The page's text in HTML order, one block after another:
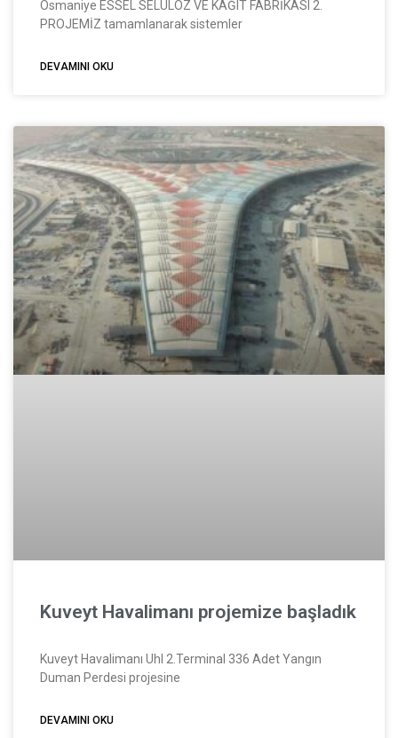
Osmaniye ESSEL SELÜLOZ VE KAĞIT FABRİKASI 2.
PROJEMİZ tamamlanarak sistemler
DEVAMINI OKU
Kuveyt Havalimanı projemize başladık
Kuveyt Havalimanı Uhl 2.Terminal 336 Adet Yangın
Duman Perdesi projesine
DEVAMINI OKU